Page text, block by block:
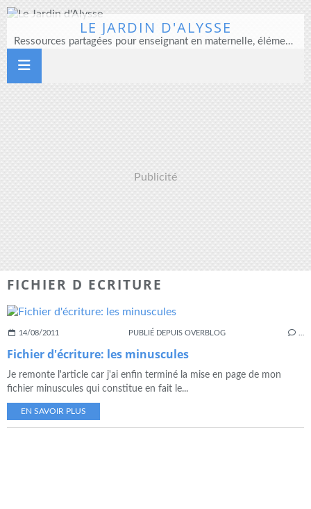
LE JARDIN D'ALYSSE
Ressources partagées pour enseignant en maternelle, élémentaire et direction d'école
Publicité
FICHIER D ECRITURE
14/08/2011 PUBLIÉ DEPUIS OVERBLOG
Fichier d'écriture: les minuscules
Je remonte l'article car j'ai enfin terminé la mise en page de mon
fichier minuscules qui constitue en fait le...
EN SAVOIR PLUS